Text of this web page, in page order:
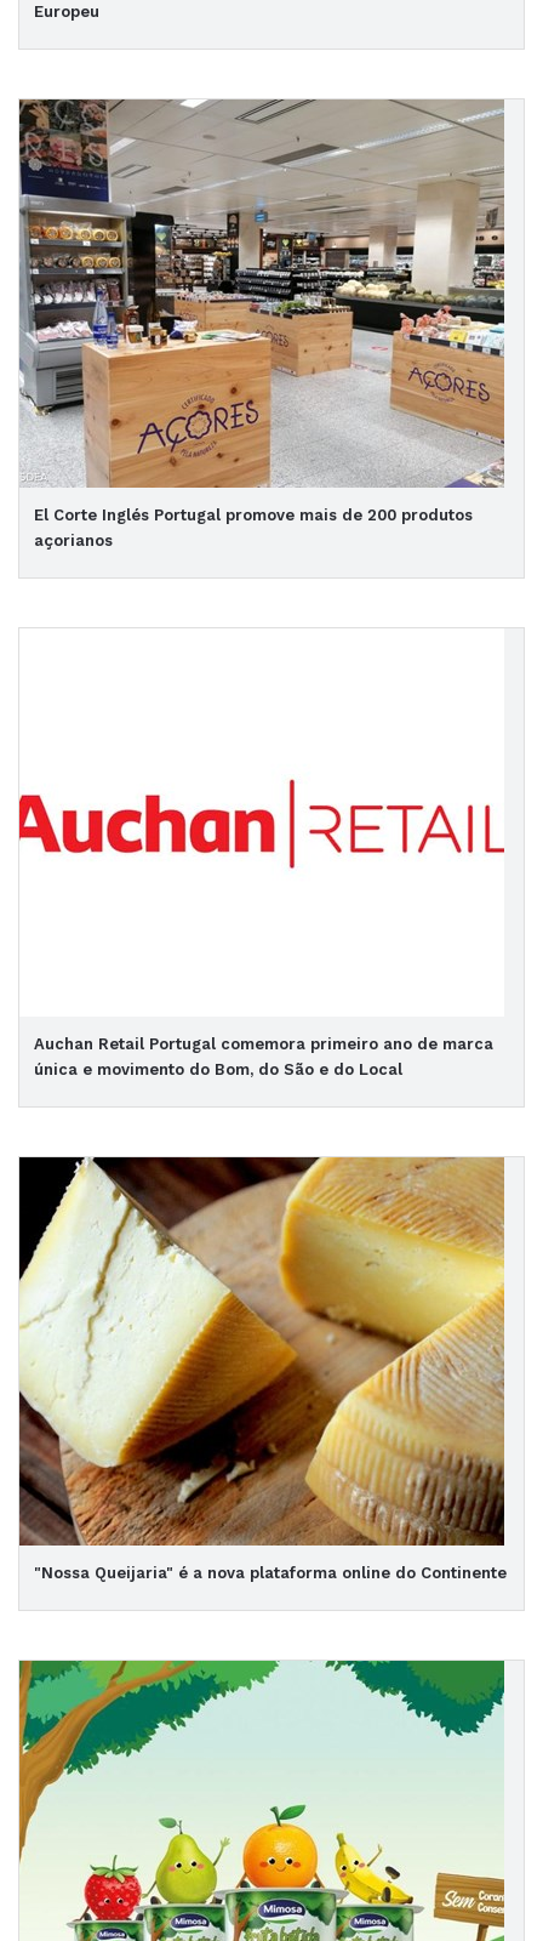
Europeu
El Corte Inglés Portugal promove mais de 200 produtos
açorianos
Auchan Retail Portugal comemora primeiro ano de marca
única e movimento do Bom, do São e do Local
"Nossa Queijaria" é a nova plataforma online do Continente